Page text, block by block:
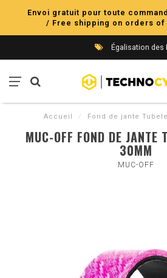
Envoi gratuit pour toute
/ Free shipping on orders of
Égalisation des
Accueil / Fond de jante
MUC-OFF FOND DE JANTE
30MM
MUC-OFF